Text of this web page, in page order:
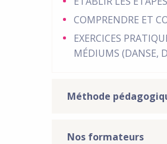
COMPRENDRE ET
EXERCICES
MÉDIUMS (DANSE,
Méthode
Nos formateurs